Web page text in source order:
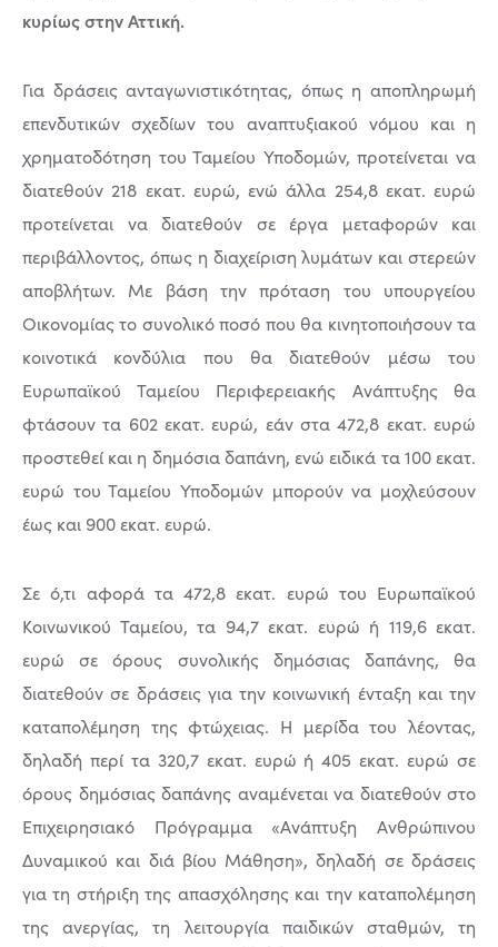
κυρίως στην Αττική.
Για δράσεις ανταγωνιστικότητας, όπως η αποπληρωμή
επενδυτικών σχεδίων του αναπτυξιακού νόμου και η
χρηματοδότηση του Ταμείου Υποδομών, προτείνεται να
διατεθούν 218 εκατ. ευρώ, ενώ άλλα 254,8 εκατ. ευρώ
προτείνεται να διατεθούν σε έργα μεταφορών και
περιβάλλοντος, όπως η διαχείριση λυμάτων και στερεών
αποβλήτων. Με βάση την πρόταση του υπουργείου
Οικονομίας το συνολικό ποσό που θα κινητοποιήσουν τα
κοινοτικά κονδύλια που θα διατεθούν μέσω του
Ευρωπαϊκού Ταμείου Περιφερειακής Ανάπτυξης θα
φτάσουν τα 602 εκατ. ευρώ, εάν στα 472,8 εκατ. ευρώ
προστεθεί και η δημόσια δαπάνη, ενώ ειδικά τα 100 εκατ.
ευρώ του Ταμείου Υποδομών μπορούν να μοχλεύσουν
έως και 900 εκατ. ευρώ.
Σε ό,τι αφορά τα 472,8 εκατ. ευρώ του Ευρωπαϊκού
Κοινωνικού Ταμείου, τα 94,7 εκατ. ευρώ ή 119,6 εκατ.
ευρώ σε όρους συνολικής δημόσιας δαπάνης, θα
διατεθούν σε δράσεις για την κοινωνική ένταξη και την
καταπολέμηση της φτώχειας. Η μερίδα του λέοντας,
δηλαδή περί τα 320,7 εκατ. ευρώ ή 405 εκατ. ευρώ σε
όρους δημόσιας δαπάνης αναμένεται να διατεθούν στο
Επιχειρησιακό Πρόγραμμα «Ανάπτυξη Ανθρώπινου
Δυναμικού και διά βίου Μάθηση», δηλαδή σε δράσεις
για τη στήριξη της απασχόλησης και την καταπολέμηση
της ανεργίας, τη λειτουργία παιδικών σταθμών, τη